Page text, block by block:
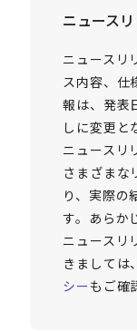
ニュース
ニュースリ
ス内容、仕
報は、発表
しに変更と
ニュースリ
さまざまな
り、実際の
す。あらか
ニュースリ
きましては、
シーもご確